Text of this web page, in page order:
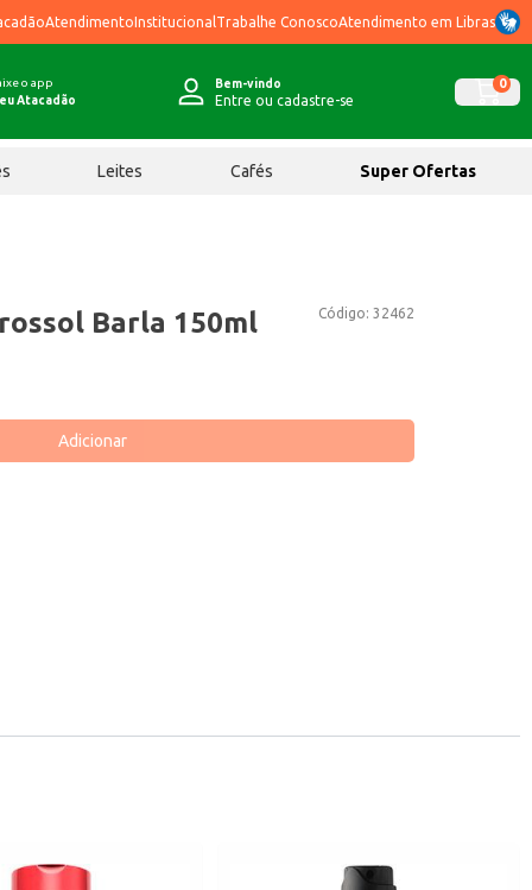
AtendimentoInstitucional Trabalhe ConoscoAtendimento em Libras
o app
Atacadão
Bem-vindo
Entre ou cadastre-se
0
Leites Cafés Super Ofertas
Código: 32462
Barla 150ml
Adicionar